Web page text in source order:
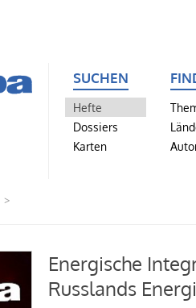
SUCHEN
Hefte
Dossiers
Karten
Energische
Russlands